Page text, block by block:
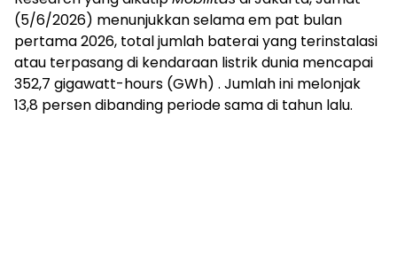
(5/6/2026) menunjukkan selama em pat bulan
pertama 2026, total jumlah baterai yang terinstalasi
atau terpasang di kendaraan listrik dunia mencapai
352,7 gigawatt-hours (GWh) . Jumlah ini melonjak
13,8 persen dibanding periode sama di tahun lalu.